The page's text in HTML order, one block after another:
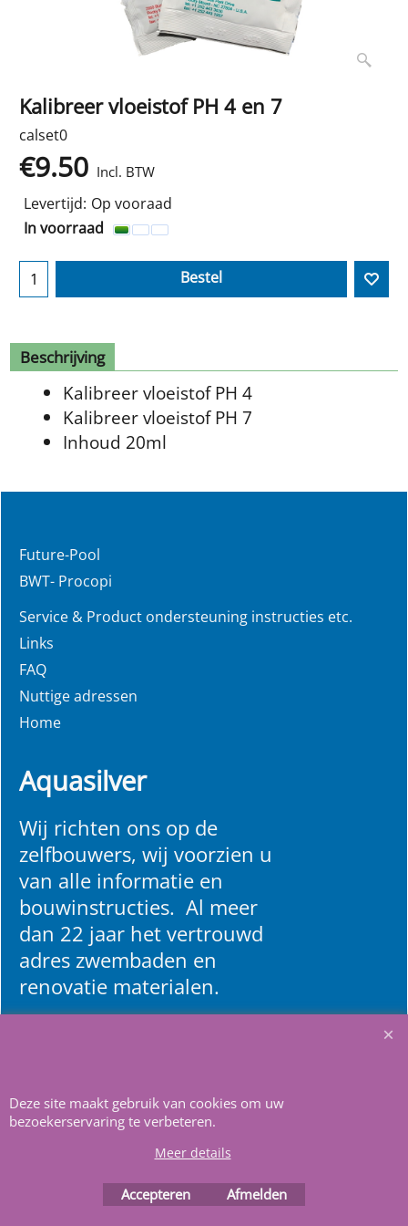
Kalibreer vloeistof PH 4 en 7
calset0
€9.50 Incl. BTW
Levertijd: Op vooraad
In voorraad
Bestel
Beschrijving
Kalibreer vloeistof PH 4
Kalibreer vloeistof PH 7
Inhoud 20ml
Future-Pool
BWT- Procopi
Service & Product ondersteuning instructies etc.
Links
FAQ
Nuttige adressen
Home
Aquasilver
Wij richten ons op de
zelfbouwers, wij voorzien u
van alle informatie en
bouwinstructies. Al meer
dan 22 jaar het vertrouwd
adres zwembaden en
renovatie materialen.
Webwinkel gemaakt met
ShopFactory webwinkel
Deze site maakt gebruik van cookies om uw
bezoekerservaring te verbeteren.
Meer details
Accepteren Afmelden